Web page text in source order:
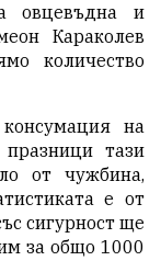
овцевъдна и
Караколев
количество
на
тази
от чужбина,
е от
сигурност ще
за общо 1000